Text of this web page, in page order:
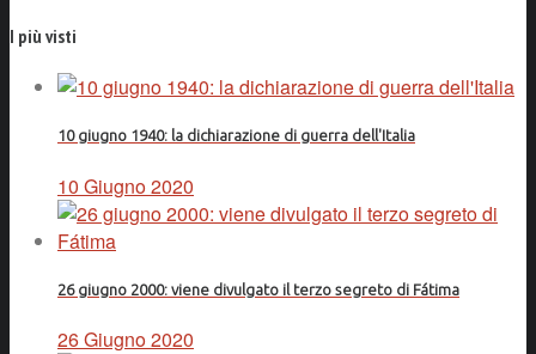
I più visti
10 giugno 1940: la dichiarazione di guerra dell'Italia
10 Giugno 2020
26 giugno 2000: viene divulgato il terzo segreto di Fátima
26 Giugno 2020